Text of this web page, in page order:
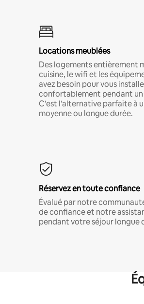
Locations meublées
Des logements entièrement
cuisine, le wifi et les
avez besoin pour vous
confortablement pendant un
C'est l'alternative parfaite à
moyenne ou longue durée.
Réservez en toute confiance
Évalué par notre
de confiance et notre
pendant votre séjour longue